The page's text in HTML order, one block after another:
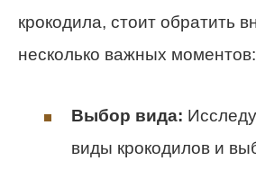
крокодила, стоит обратить
несколько важных моментов:
Выбор вида:
виды крокодилов и